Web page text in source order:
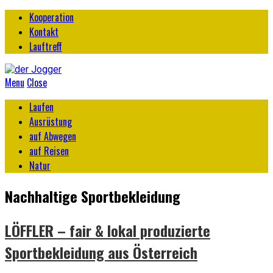
Kooperation
Kontakt
Lauftreff
Menu Close
Laufen
Ausrüstung
auf Abwegen
auf Reisen
Natur
Nachhaltige Sportbekleidung
LÖFFLER – fair & lokal produzierte
Sportbekleidung aus Österreich